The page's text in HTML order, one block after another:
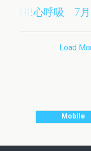
HI!心呼吸 7月
Load
Mobile